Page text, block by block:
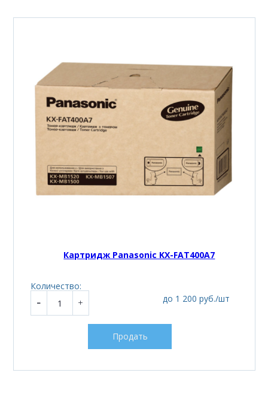
Картридж Panasonic KX-FAT400A7
Количество:
до 1 200 руб./шт
Продать